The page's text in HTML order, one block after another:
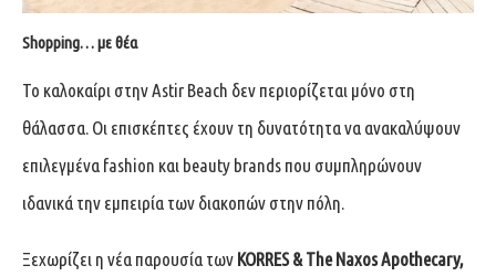
Shopping… με θέα
Το καλοκαίρι στην Astir Beach δεν περιορίζεται μόνο στη
θάλασσα. Οι επισκέπτες έχουν τη δυνατότητα να ανακαλύψουν
επιλεγμένα fashion και beauty brands που συμπληρώνουν
ιδανικά την εμπειρία των διακοπών στην πόλη.
Ξεχωρίζει η νέα παρουσία των KORRES & The Naxos Apothecary,